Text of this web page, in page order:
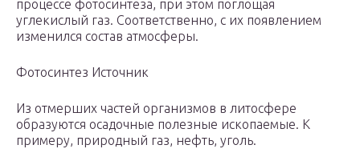
процессе фотосинтеза, при этом поглощая
углекислый газ. Соответственно, с их появлением
изменился состав атмосферы.
Фотосинтез Источник
Из отмерших частей организмов в литосфере
образуются осадочные полезные ископаемые. К
примеру, природный газ, нефть, уголь.